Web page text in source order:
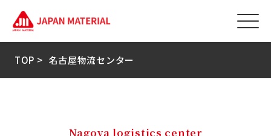
TOP > 名古屋物流センター
Nagoya logistics center